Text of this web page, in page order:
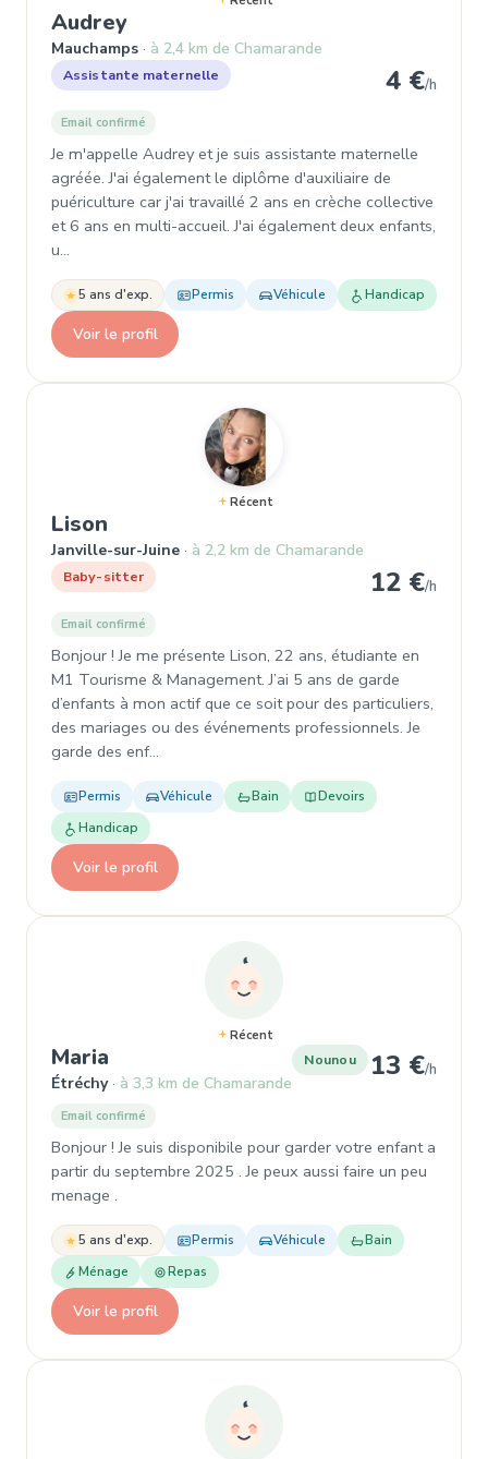
Audrey, Garde d'enfant à Mauchamps
Mauchamps à 2,4 km de Chamarande
Assistante maternelle 4 €/h
Email confirmé
Je m'appelle Audrey et je suis assistante maternelle
agréée. J'ai également le diplôme d'auxiliaire de
puériculture car j'ai travaillé 2 ans en crèche collective
et 6 ans en multi-accueil. J'ai également deux enfants,
u…
5 ans d'exp. Permis Véhicule Handicap
Voir le profil
Récent
Lison
Janville-sur-Juine à 2,2 km de Chamarande
Baby-sitter 12 €/h
Email confirmé
Bonjour ! Je me présente Lison, 22 ans, étudiante en
M1 Tourisme & Management. J’ai 5 ans de garde
d’enfants à mon actif que ce soit pour des particuliers,
des mariages ou des événements professionnels. Je
garde des enf…
Permis Véhicule Bain
Devoirs
Handicap
Voir le profil
Récent
Maria , Garde d'enfant à Étréchy
Étréchy à 3,3 km de Chamarande
Nounou 13 €/h
Email confirmé
Bonjour ! Je suis disponibile pour garder votre enfant a
partir du septembre 2025 . Je peux aussi faire un peu
menage .
5 ans d'exp. Permis Véhicule
Bain
Ménage
Repas
Voir le profil